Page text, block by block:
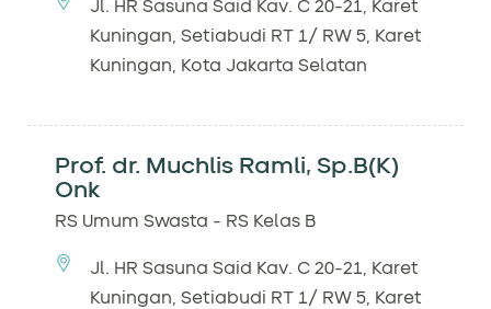
Jl. HR Sasuna Said Kav. C 20-21, Karet
Kuningan, Setiabudi RT 1/ RW 5, Karet
Kuningan, Kota Jakarta Selatan
Prof. dr. Muchlis Ramli, Sp.B(K)
Onk
RS Umum Swasta - RS Kelas B
Jl. HR Sasuna Said Kav. C 20-21, Karet
Kuningan, Setiabudi RT 1/ RW 5, Karet